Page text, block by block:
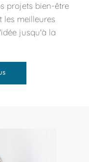
projets bien-être
les meilleures
jusqu'à la